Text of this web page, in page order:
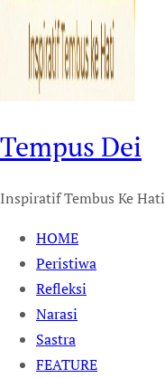
Tempus Dei
Inspiratif Tembus Ke Hati
HOME
Peristiwa
Refleksi
Narasi
Sastra
FEATURE